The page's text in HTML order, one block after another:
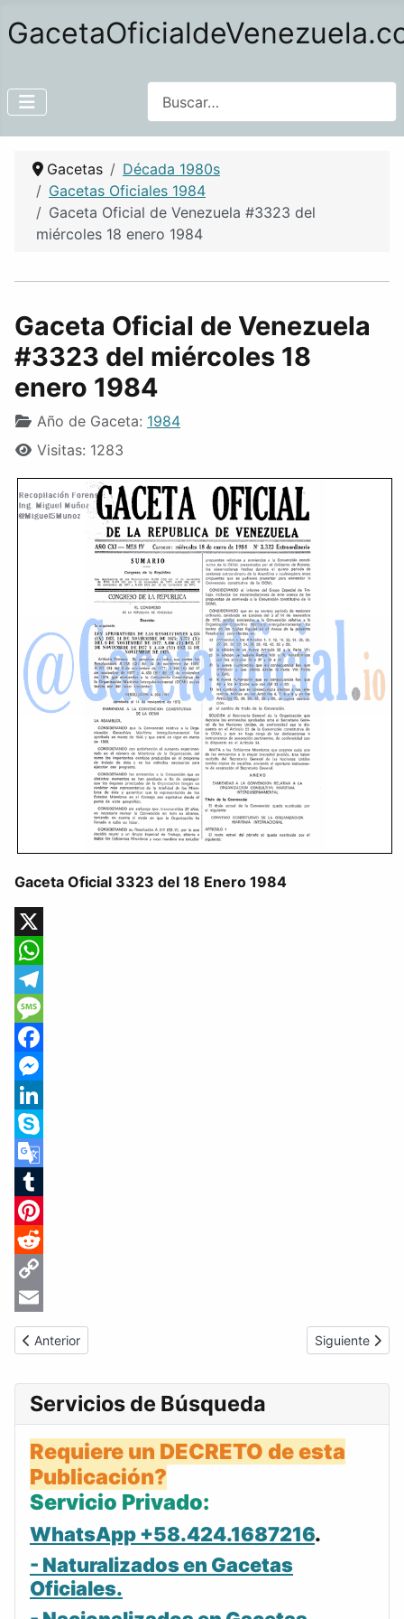
Gacetas
Década 1980s
Gacetas Oficiales 1984
Gaceta Oficial de Venezuela #3323 del
miércoles 18 enero 1984
Gaceta Oficial de Venezuela
#3323 del miércoles 18
enero 1984
Año de Gaceta: 1984
Visitas: 1283
Gaceta Oficial 3323 del 18 Enero 1984
X
WhatsApp
Telegram
Message
Facebook
Messenger
LinkedIn
Skype
Google
Translate
Tumblr
Pinterest
Reddit
Copy
Link
Email
Artículo anterior: Gaceta Oficial de Venezuela #3322 del
Anterior Artículo
Siguiente
Servicios de Búsqueda
Requiere un DECRETO de esta
Publicación?
Servicio Privado:
WhatsApp +58.424.1687216.
- Naturalizados en Gacetas
Oficiales.